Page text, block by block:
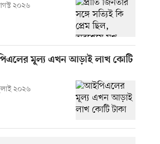
২০২৬
মূল্য এখন আড়াই লাখ কোটি
২০২৬